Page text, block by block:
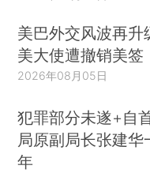
美巴外交风波再升
美大使遭撤销美签
2026年08月05日
犯罪部分未遂+自
局原副局长张建华
年